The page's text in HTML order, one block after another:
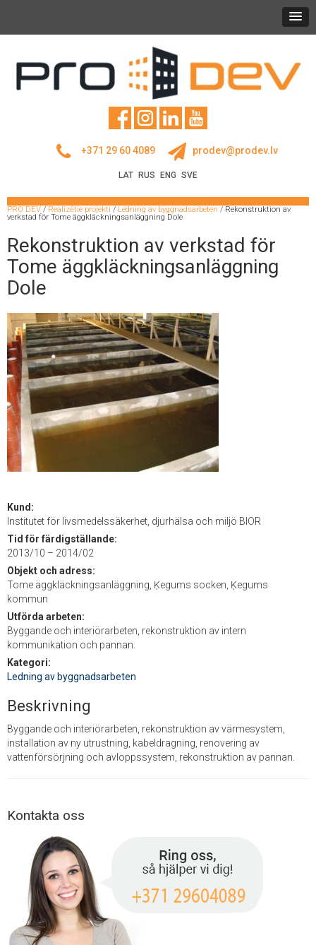
+371 29 60 4089 prodev@prodev.lv
LAT RUS ENG SVE
PRO DEV / Realizētie projekti / Ledning av byggnadsarbeten / Rekonstruktion av
verkstad för Tome äggkläckningsanläggning Dole
Rekonstruktion av verkstad för
Tome äggkläckningsanläggning
Dole
Kund:
Institutet för livsmedelssäkerhet, djurhälsa och miljö BIOR
Tid för färdigställande:
2013/10 – 2014/02
Objekt och adress:
Tome äggkläckningsanläggning, Ķegums socken, Ķegums
kommun
Utförda arbeten:
Byggande och interiörarbeten, rekonstruktion av intern
kommunikation och pannan.
Kategori:
Ledning av byggnadsarbeten
Beskrivning
Byggande och interiörarbeten, rekonstruktion av värmesystem,
installation av ny utrustning, kabeldragning, renovering av
vattenförsörjning och avloppssystem, rekonstruktion av pannan.
Kontakta oss